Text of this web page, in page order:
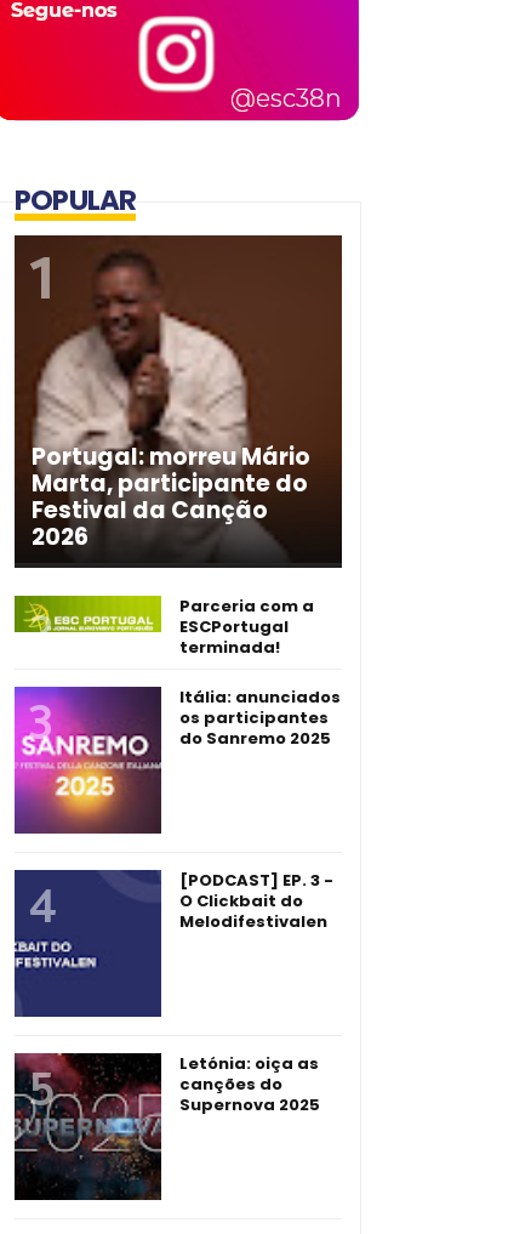
POPULAR
Portugal: morreu Mário
Marta, participante do
Festival da Canção
2026
Parceria com a
ESCPortugal
terminada!
Itália: anunciados
os participantes
do Sanremo 2025
[PODCAST] EP. 3 -
O Clickbait do
Melodifestivalen
Letónia: oiça as
canções do
Supernova 2025